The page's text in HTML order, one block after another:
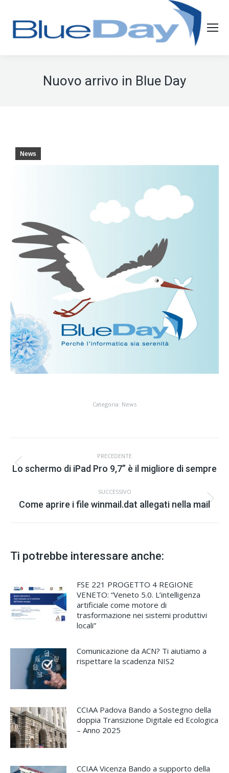
Nuovo arrivo in Blue Day
News
Categoria: News
di
navigazione
PRECEDENTE
Stile
dell'anteprima:
Lo schermo di iPad Pro 9,7” è il migliore di sempre
SUCCESSIVO
Numero
Come aprire i file winmail.dat allegati nella mail
Ti potrebbe interessare anche:
FSE 221 PROGETTO 4 REGIONE
VENETO: “Veneto 5.0. L’intelligenza
artificiale come motore di
trasformazione nei sistemi produttivi
locali”
Comunicazione da ACN? Ti aiutiamo a
rispettare la scadenza NIS2
CCIAA Padova Bando a Sostegno della
doppia Transizione Digitale ed Ecologica
– Anno 2025
CCIAA Vicenza Bando a supporto della